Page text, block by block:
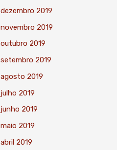
dezembro 2019
novembro 2019
outubro 2019
setembro 2019
agosto 2019
julho 2019
junho 2019
maio 2019
abril 2019